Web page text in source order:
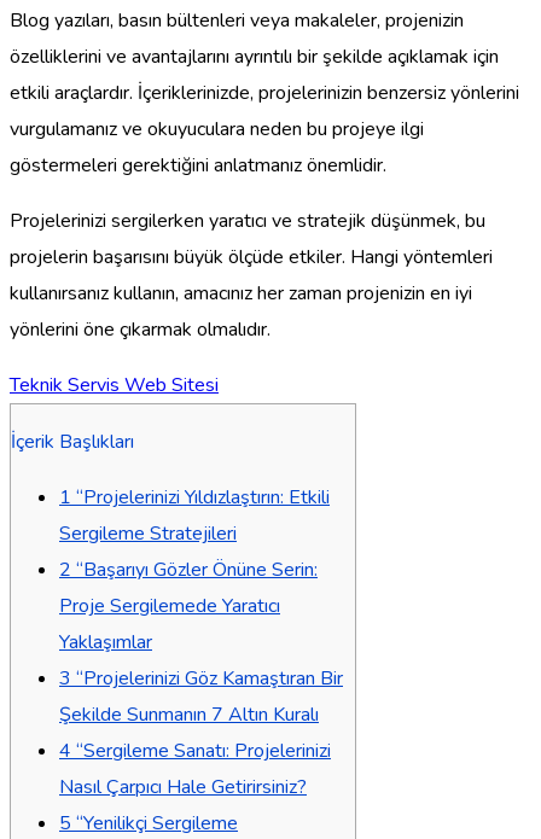
Blog yazıları, basın bültenleri veya makaleler, projenizin
özelliklerini ve avantajlarını ayrıntılı bir şekilde açıklamak için
etkili araçlardır. İçeriklerinizde, projelerinizin benzersiz yönlerini
vurgulamanız ve okuyuculara neden bu projeye ilgi
göstermeleri gerektiğini anlatmanız önemlidir.
Projelerinizi sergilerken yaratıcı ve stratejik düşünmek, bu
projelerin başarısını büyük ölçüde etkiler. Hangi yöntemleri
kullanırsanız kullanın, amacınız her zaman projenizin en iyi
yönlerini öne çıkarmak olmalıdır.
Teknik Servis Web Sitesi
İçerik Başlıkları
1 “Projelerinizi Yıldızlaştırın: Etkili
Sergileme Stratejileri
2 “Başarıyı Gözler Önüne Serin:
Proje Sergilemede Yaratıcı
Yaklaşımlar
3 “Projelerinizi Göz Kamaştıran Bir
Şekilde Sunmanın 7 Altın Kuralı
4 “Sergileme Sanatı: Projelerinizi
Nasıl Çarpıcı Hale Getirirsiniz?
5 “Yenilikçi Sergileme